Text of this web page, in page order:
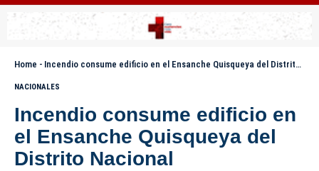
Home - Incendio consume edificio en el Ensanche Quisqueya del Distrito Nacional
NACIONALES
Incendio consume edificio en
el Ensanche Quisqueya del
Distrito Nacional